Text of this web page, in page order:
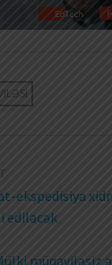
ekspedisiya
ediləcək
müqaviləsiz